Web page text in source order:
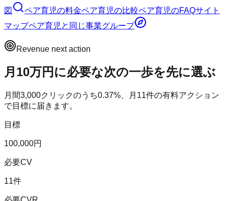
図
ペア育児の料金ペア育児の比較ペア育児のFAQサイト
マップペア育児 と同じ事業グループ
Revenue next action
月10万円に必要な次の一歩を先に選ぶ
月間3,000クリックのうち0.37%、月 11件の有料アクション
で目標に届きます。
目標
100,000円
必要CV
11件